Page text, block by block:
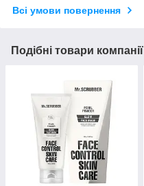
Всі умови повернення
Подібні товари компанії